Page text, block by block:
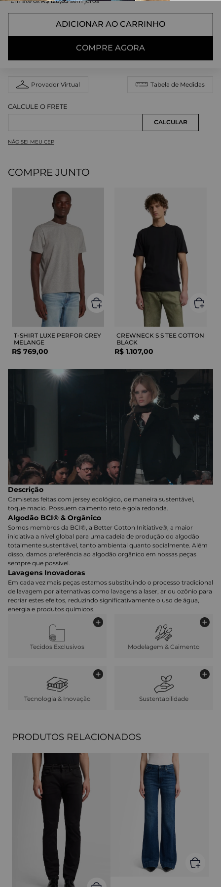
ADICIONAR AO CARRINHO
COMPRE AGORA
Provador Virtual Tabela de Medidas
NÃO SEI MEU CEP
COMPRE JUNTO
T-SHIRT LUXE PERFOR GREY
MELANGE
R$ 769,00
CREWNECK S S TEE COTTON
BLACK
R$ 1.107,00
Descrição
Camisetas feitas com jersey ecológico, de maneira sustentável,
toque macio. Possuem caimento reto e gola redonda.
Algodão BCI® & Orgânico
Somos membros da BCI®, a Better Cotton Initiative®, a maior
iniciativa a nível global para uma cadeia de produção do algodão
totalmente sustentável, tanto ambiental quanto socialmente. Além
disso, damos preferência ao algodão orgânico em nossas peças
sempre que possível.
Lavagens Inovadoras
Em cada vez mais peças estamos substituindo o processo tradicional
de lavagem por alternativas como lavagens a laser, ar ou ozônio para
recriar estes efeitos, reduzindo significativamente o uso de água,
energia e produtos químicos.
Tecidos Exclusivos Modelagem & Caimento
Tecnologia & Inovação Sustentabilidade
PRODUTOS RELACIONADOS